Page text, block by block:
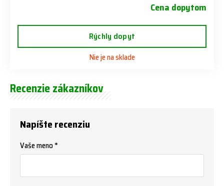
Cena dopytom
Rýchly dopyt
Nie je na sklade
Recenzie zákazníkov
Napíšte recenziu
Vaše meno *